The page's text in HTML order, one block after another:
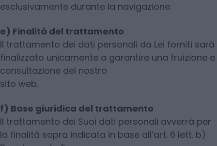
esclusivamente durante la navigazione.
e) Finalità del trattamento
Il trattamento dei dati personali da Lei forniti sarà
finalizzato unicamente a garantire una fruizione e
consultazione del nostro
sito web.
f) Base giuridica del trattamento
Il trattamento dei Suoi dati personali avverrà per
la finalità sopra indicata in base all’art. 6 lett. b)